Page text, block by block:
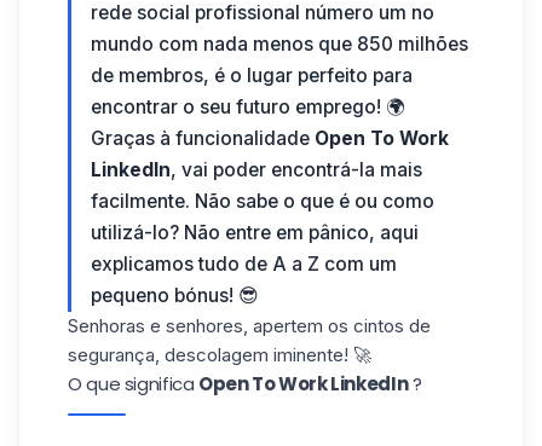
rede social profissional número um no
mundo com nada menos que 850 milhões
de membros, é o lugar perfeito para
encontrar o seu futuro emprego! 🌍
Graças à funcionalidade Open To Work
LinkedIn, vai poder encontrá-la mais
facilmente. Não sabe o que é ou como
utilizá-lo? Não entre em pânico, aqui
explicamos tudo de A a Z com um
pequeno bónus! 😎
Senhoras e senhores, apertem os cintos de
segurança, descolagem iminente! 🚀
O que significa Open To Work LinkedIn?